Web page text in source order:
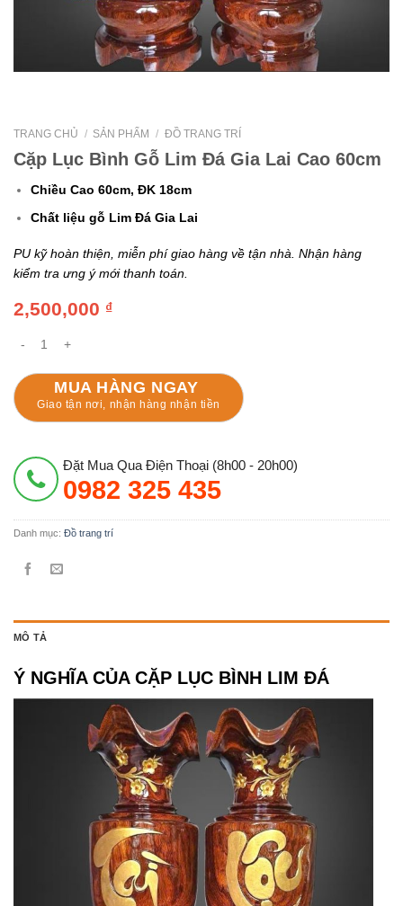
TRANG CHỦ / SẢN PHẨM / ĐỒ TRANG TRÍ
Cặp Lục Bình Gỗ Lim Đá Gia Lai Cao 60cm
Chiều Cao 60cm, ĐK 18cm
Chất liệu gỗ Lim Đá Gia Lai
PU kỹ hoàn thiện, miễn phí giao hàng về tận nhà. Nhận hàng
kiểm tra ưng ý mới thanh toán.
2,500,000 ₫
Cặp Lục Bình Gỗ Lim Đá Gia Lai Cao 60cm số lượng
MUA HÀNG NGAY
Giao tận nơi, nhận hàng nhận tiền
Đặt Mua Qua Điện Thoại (8h00 - 20h00)
0982 325 435
Danh mục: Đồ trang trí
MÔ TẢ
Ý NGHĨA CỦA CẶP LỤC BÌNH LIM ĐÁ